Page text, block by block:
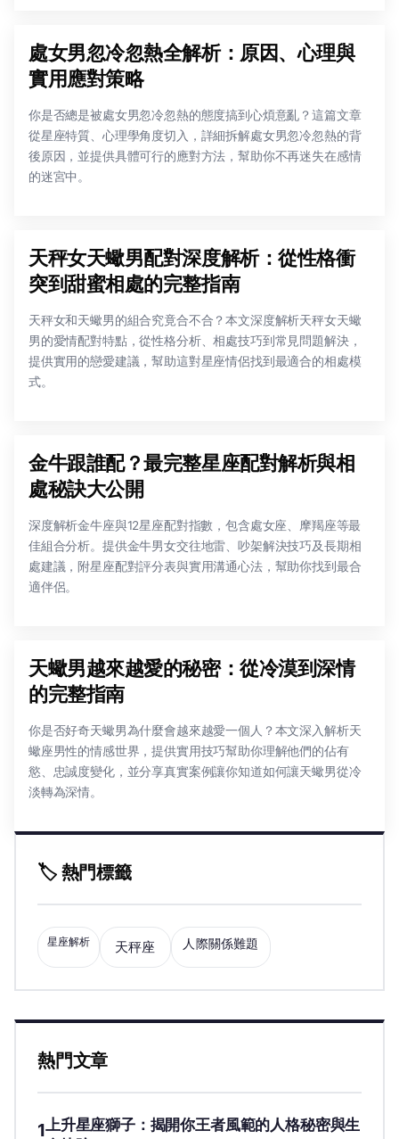
處女男忽冷忽熱全解析：原因、心理與
實用應對策略
你是否總是被處女男忽冷忽熱的態度搞到心煩意亂？這篇文章
從星座特質、心理學角度切入，詳細拆解處女男忽冷忽熱的背
後原因，並提供具體可行的應對方法，幫助你不再迷失在感情
的迷宮中。
天秤女天蠍男配對深度解析：從性格衝
突到甜蜜相處的完整指南
天秤女和天蠍男的組合究竟合不合？本文深度解析天秤女天蠍
男的愛情配對特點，從性格分析、相處技巧到常見問題解決，
提供實用的戀愛建議，幫助這對星座情侶找到最適合的相處模
式。
金牛跟誰配？最完整星座配對解析與相
處秘訣大公開
深度解析金牛座與12星座配對指數，包含處女座、摩羯座等最
佳組合分析。提供金牛男女交往地雷、吵架解決技巧及長期相
處建議，附星座配對評分表與實用溝通心法，幫助你找到最合
適伴侶。
天蠍男越來越愛的秘密：從冷漠到深情
的完整指南
你是否好奇天蠍男為什麼會越來越愛一個人？本文深入解析天
蠍座男性的情感世界，提供實用技巧幫助你理解他們的佔有
慾、忠誠度變化，並分享真實案例讓你知道如何讓天蠍男從冷
淡轉為深情。
🏷️ 熱門標籤
星座解析 天秤座 人際關係難題
熱門文章
1 上升星座獅子：揭開你王者風範的人格秘密與生